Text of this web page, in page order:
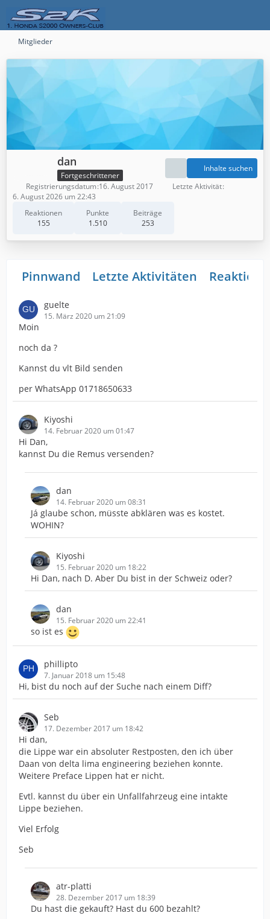
Mitglieder
dan
Fortgeschrittener
Reaktionen
155
Punkte
1.510
Beiträge
253
Inhalte suchen
Registrierungsdatum 16. August 2017
Letzte Aktivität
6. August 2026 um 22:43
Pinnwand Letzte Aktivitäten
guelte
15. März 2020 um 21:09
Moin
noch da ?
Kannst du vlt Bild senden
per WhatsApp 01718650633
Kiyoshi
14. Februar 2020 um 01:47
Hi Dan,
kannst Du die Remus versenden?
dan
14. Februar 2020 um 08:31
Já glaube schon, müsste abklären was es kostet.
WOHIN?
Kiyoshi
15. Februar 2020 um 18:22
Hi Dan, nach D. Aber Du bist in der Schweiz oder?
dan
15. Februar 2020 um 22:41
so ist es
phillipto
7. Januar 2018 um 15:48
Hi, bist du noch auf der Suche nach einem Diff?
Seb
17. Dezember 2017 um 18:42
Hi dan,
die Lippe war ein absoluter Restposten, den ich über
Daan von delta lima engineering beziehen konnte.
Weitere Preface Lippen hat er nicht.
Evtl. kannst du über ein Unfallfahrzeug eine intakte
Lippe beziehen.
Viel Erfolg
Seb
atr-platti
28. Dezember 2017 um 18:39
Du hast die gekauft? Hast du 600 bezahlt?